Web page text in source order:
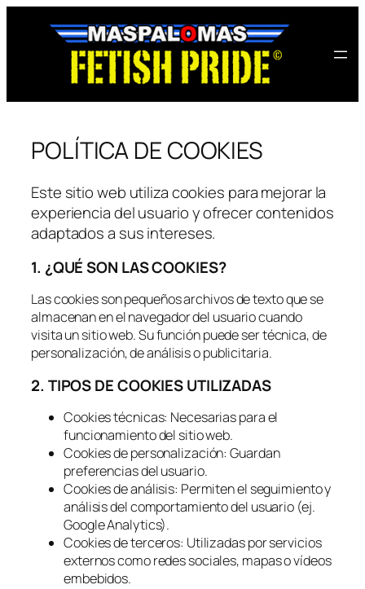
POLÍTICA DE COOKIES
Este sitio web utiliza cookies para mejorar la
experiencia del usuario y ofrecer contenidos
adaptados a sus intereses.
1. ¿QUÉ SON LAS COOKIES?
Las cookies son pequeños archivos de texto que se
almacenan en el navegador del usuario cuando
visita un sitio web. Su función puede ser técnica, de
personalización, de análisis o publicitaria.
2. TIPOS DE COOKIES UTILIZADAS
Cookies técnicas: Necesarias para el
funcionamiento del sitio web.
Cookies de personalización: Guardan
preferencias del usuario.
Cookies de análisis: Permiten el seguimiento y
análisis del comportamiento del usuario (ej.
Google Analytics).
Cookies de terceros: Utilizadas por servicios
externos como redes sociales, mapas o vídeos
embebidos.